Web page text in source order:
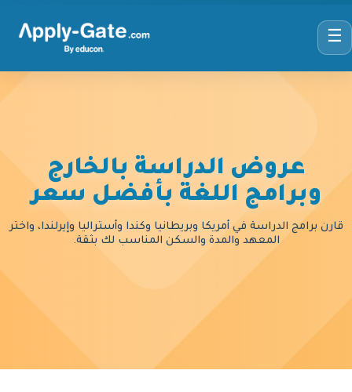
☰
عروض الدراسة بالخارج
وبرامج اللغة بأفضل سعر
قارن برامج الدراسة في أمريكا وبريطانيا وكندا وأستراليا وإيرلندا، واختر
المعهد والمدة والسكن المناسب لك بثقة.